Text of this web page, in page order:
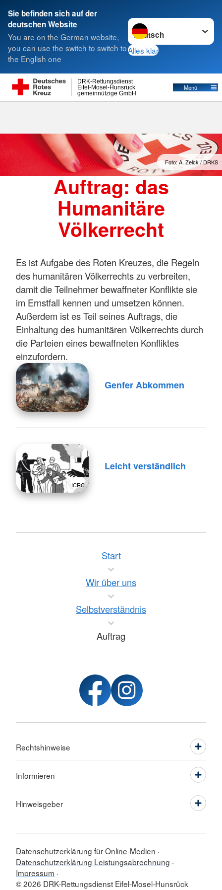
Sie befinden sich auf der
deutschen Website
You are on the German website,
you can use the switch to switch to
the English one
Sprache wechseln zu
Alles klar
gemeinnützige GmbH
Eifel-Mosel-Hunsrück
DRK-Rettungsdienst
Menü
Suche
Auftrag
Foto: A. Zelck / DRKS
Auftrag: das
Humanitäre
Völkerrecht
Es ist Aufgabe des Roten Kreuzes, die Regeln
des humanitären Völkerrechts zu verbreiten,
damit die Teilnehmer bewaffneter Konflikte sie
im Ernstfall kennen und umsetzen können.
Außerdem ist es Teil seines Auftrags, die
Einhaltung des humanitären Völkerrechts durch
die Parteien eines bewaffneten Konfliktes
einzufordern.
Genfer Abkommen
ICRC
Leicht verständlich
Start
Wir über uns
Selbstverständnis
Auftrag
Rechtshinweise
Informieren
Hinweisgeber
Datenschutzerklärung für Online-Medien
Datenschutzerklärung Leistungsabrechnung
Impressum
© 2026 DRK-Rettungsdienst Eifel-Mosel-Hunsrück